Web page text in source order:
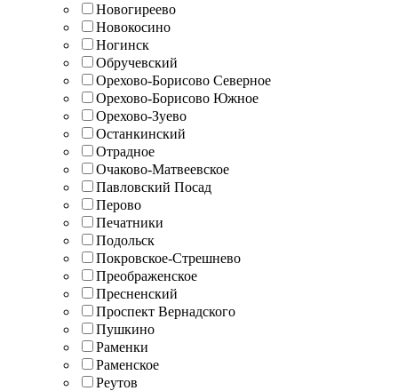
Новогиреево
Новокосино
Ногинск
Обручевский
Орехово-Борисово Северное
Орехово-Борисово Южное
Орехово-Зуево
Останкинский
Отрадное
Очаково-Матвеевское
Павловский Посад
Перово
Печатники
Подольск
Покровское-Стрешнево
Преображенское
Пресненский
Проспект Вернадского
Пушкино
Раменки
Раменское
Реутов